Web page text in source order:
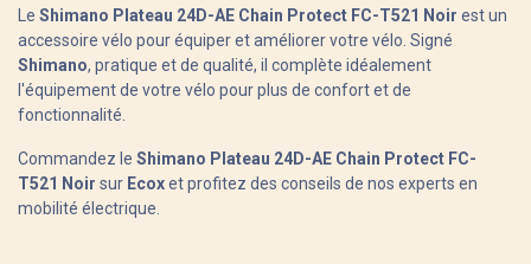
Le Shimano Plateau 24D-AE Chain Protect FC-T521 Noir est un
accessoire vélo pour équiper et améliorer votre vélo. Signé
Shimano, pratique et de qualité, il complète idéalement
l'équipement de votre vélo pour plus de confort et de
fonctionnalité.
Commandez le Shimano Plateau 24D-AE Chain Protect FC-
T521 Noir sur Ecoxet profitez des conseils de nos experts en
mobilité électrique.